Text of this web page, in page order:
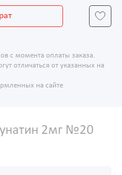
с момента оплаты заказа.
отличаться от указанных на
на сайте
2мг №20